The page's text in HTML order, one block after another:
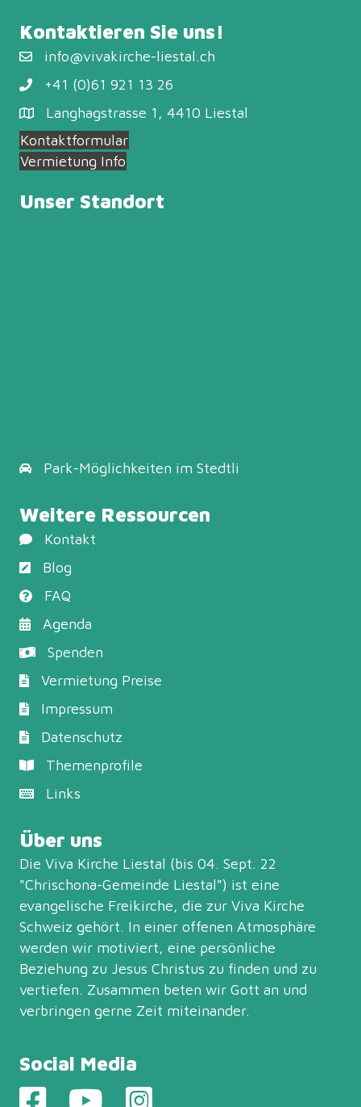
Kontaktieren Sie uns!
info@vivakirche-liestal.ch
+41 (0)61 921 13 26
Langhagstrasse 1, 4410 Liestal
Kontaktformular
Vermietung Info
Unser Standort
Park-Möglichkeiten im Stedtli
Weitere Ressourcen
Kontakt
Blog
FAQ
Agenda
Spenden
Vermietung Preise
Impressum
Datenschutz
Themenprofile
Links
Über uns
Die Viva Kirche Liestal (bis 04. Sept. 22
"Chrischona-Gemeinde Liestal") ist eine
evangelische Freikirche, die zur Viva Kirche
Schweiz gehört. In einer offenen Atmosphäre
werden wir motiviert, eine persönliche
Beziehung zu Jesus Christus zu finden und zu
vertiefen. Zusammen beten wir Gott an und
verbringen gerne Zeit miteinander.
Social Media